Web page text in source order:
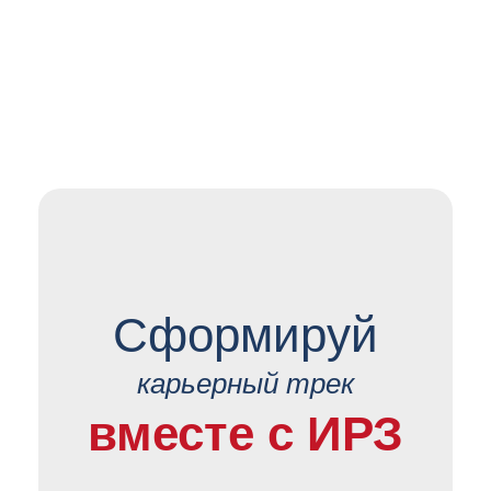
Сформируй
карьерный трек
вместе с ИРЗ